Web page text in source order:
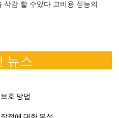
감 할 수있다 고비용 성능의
뉴스
호 방법
점에 대한 분석